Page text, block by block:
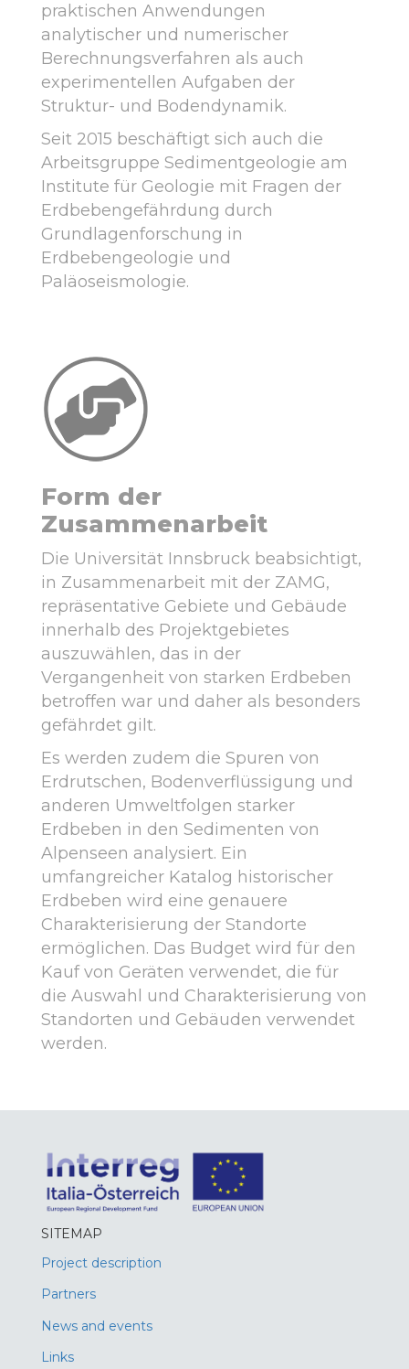
praktischen Anwendungen
analytischer und numerischer
Berechnungsverfahren als auch
experimentellen Aufgaben der
Struktur- und Bodendynamik.
Seit 2015 beschäftigt sich auch die
Arbeitsgruppe Sedimentgeologie am
Institute für Geologie mit Fragen der
Erdbebengefährdung durch
Grundlagenforschung in
Erdbebengeologie und
Paläoseismologie.
Form der
Zusammenarbeit
Die Universität Innsbruck beabsichtigt,
in Zusammenarbeit mit der ZAMG,
repräsentative Gebiete und Gebäude
innerhalb des Projektgebietes
auszuwählen, das in der
Vergangenheit von starken Erdbeben
betroffen war und daher als besonders
gefährdet gilt.
Es werden zudem die Spuren von
Erdrutschen, Bodenverflüssigung und
anderen Umweltfolgen starker
Erdbeben in den Sedimenten von
Alpenseen analysiert. Ein
umfangreicher Katalog historischer
Erdbeben wird eine genauere
Charakterisierung der Standorte
ermöglichen. Das Budget wird für den
Kauf von Geräten verwendet, die für
die Auswahl und Charakterisierung von
Standorten und Gebäuden verwendet
werden.
SITEMAP
Project description
Partners
News and events
Links